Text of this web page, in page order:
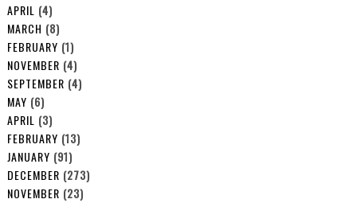
APRIL (4)
MARCH (8)
FEBRUARY (1)
NOVEMBER (4)
SEPTEMBER (4)
MAY (6)
APRIL (3)
FEBRUARY (13)
JANUARY (91)
DECEMBER (273)
NOVEMBER (23)